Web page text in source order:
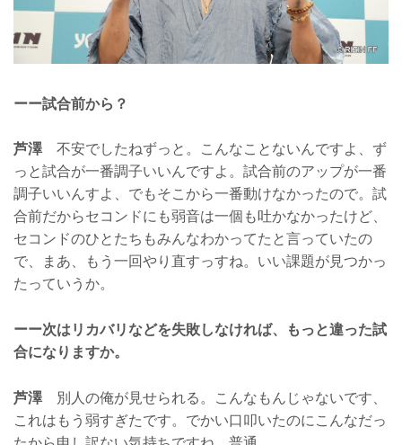
ーー試合前から？
芦澤不安でしたねずっと。こんなことないんですよ、ず
っと試合が一番調子いいんですよ。試合前のアップが一番
調子いいんすよ、でもそこから一番動けなかったので。試
合前だからセコンドにも弱音は一個も吐かなかったけど、
セコンドのひとたちもみんなわかってたと言っていたの
で、まあ、もう一回やり直すっすね。いい課題が見つかっ
たっていうか。
ーー次はリカバリなどを失敗しなければ、もっと違った試
合になりますか。
芦澤別人の俺が見せられる。こんなもんじゃないです、
これはもう弱すぎたです。でかい口叩いたのにこんなだっ